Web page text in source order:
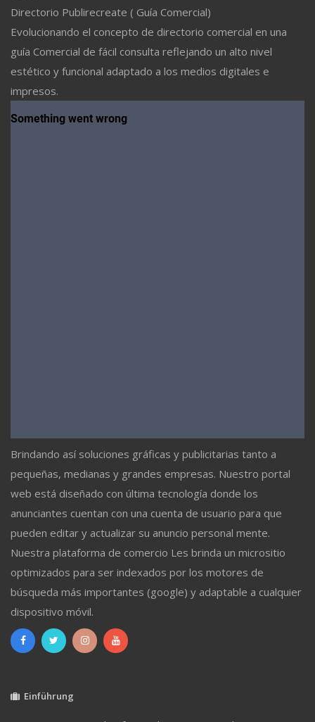
Directorio Publirecreate ( Guía Comercial)
Evolucionando el concepto de directorio comercial en una
guía Comercial de fácil consulta reflejando un alto nivel
estético y funcional adaptado a los medios digitales e
impresos.
Brindando así soluciones gráficas y publicitarias tanto a
pequeñas, medianas y grandes empresas. Nuestro portal
web está diseñado con última tecnología donde los
anunciantes cuentan con una cuenta de usuario para que
pueden editar y actualizar su anuncio personal mente.
Nuestra plataforma de comercio Les brinda un micrositio
optimizados para ser indexados por los motores de
búsqueda más importantes (google) y adaptable a cualquier
dispositivo móvil.
Einführung